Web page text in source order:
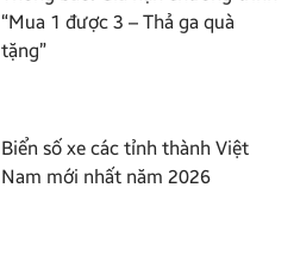
“Mua 1 được 3 – Thả ga quà
tặng”
Biển số xe các tỉnh thành Việt
Nam mới nhất năm 2026